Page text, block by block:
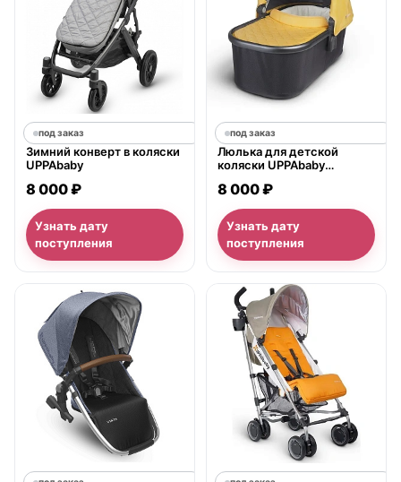
под заказ
Зимний конверт в коляски
UPPAbaby
8 000 ₽
Узнать дату
поступления
под заказ
Люлька для детской
коляски UPPAbaby
8 000 ₽
Узнать дату
поступления